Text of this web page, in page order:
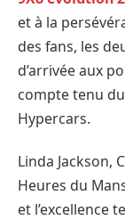
et à la
des fans, les
d’arrivée aux
compte tenu
Hypercars.
Linda Jackson,
Heures du
et l’excellence